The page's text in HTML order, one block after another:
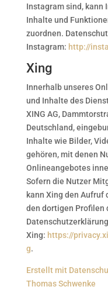
Instagram sind, kann
Inhalte und
zuordnen.
Instagram: http://
Xing
Innerhalb unseres
und Inhalte des
XING AG,
Deutschland,
Inhalte wie Bilder,
gehören, mit denen
Onlineangebotes
Sofern die Nutzer
kann Xing den Aufruf
den dortigen Profilen
Xing: https://
g.
Erstellt mit
Thomas Schwenke